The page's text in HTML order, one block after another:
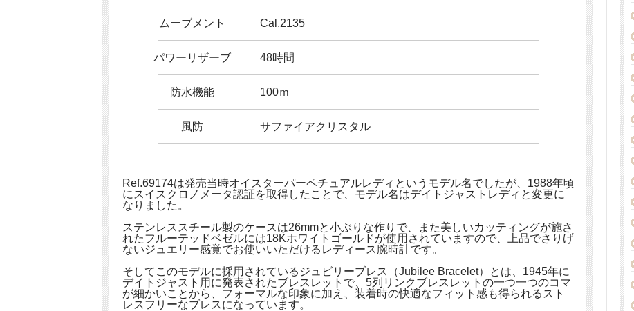
ムーブメント Cal.2135
パワーリザーブ 48時間
防水機能 100ｍ
風防 サファイアクリスタル
Ref.69174は発売当時オイスターパーペチュアルレディというモデル名でしたが、1988年頃
にスイスクロノメータ認証を取得したことで、モデル名はデイトジャストレディと変更に
なりました。
ステンレススチール製のケースは26mmと小ぶりな作りで、また美しいカッティングが施さ
れたフルーテッドベゼルには18Kホワイトゴールドが使用されていますので、上品でさりげ
ないジュエリー感覚でお使いいただけるレディース腕時計です。
そしてこのモデルに採用されているジュビリーブレス（Jubilee Bracelet）とは、1945年に
デイトジャスト用に発表されたブレスレットで、5列リンクブレスレットの一つ一つのコマ
が細かいことから、フォーマルな印象に加え、装着時の快適なフィット感も得られるスト
レスフリーなブレスになっています。